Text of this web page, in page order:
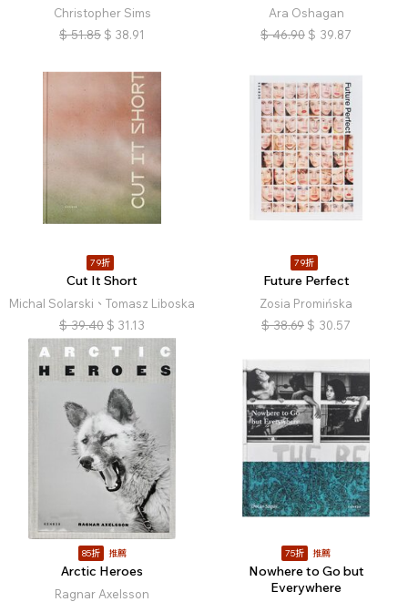
Christopher Sims
$ 51.85 $ 38.91
Ara Oshagan
$ 46.90 $ 39.87
79折
Cut It Short
Michal Solarski、Tomasz Liboska
$ 39.40 $ 31.13
79折
Future Perfect
Zosia Promińska
$ 38.69 $ 30.57
85折 推薦
Arctic Heroes
Ragnar Axelsson
75折 推薦
Nowhere to Go but
Everywhere